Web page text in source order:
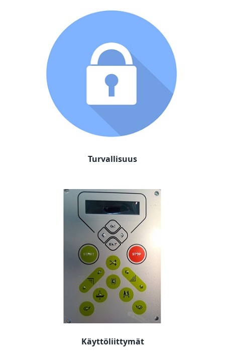
Turvallisuus
Käyttöliittymät